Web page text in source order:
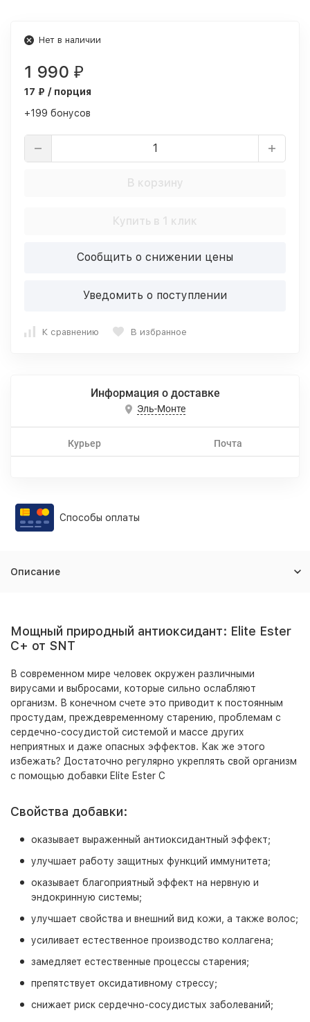
Нет в наличии
1 990 ₽
17 ₽ / порция
+199 бонусов
В корзину
Купить в 1 клик
Сообщить о снижении цены
Уведомить о поступлении
К сравнению В избранное
Информация о доставке
Эль-Монте
Курьер Почта
Способы оплаты
Описание
Мощный природный антиоксидант: Elite Ester
C+ от SNT
В современном мире человек окружен различными
вирусами и выбросами, которые сильно ослабляют
организм. В конечном счете это приводит к постоянным
простудам, преждевременному старению, проблемам с
сердечно-сосудистой системой и массе других
неприятных и даже опасных эффектов. Как же этого
избежать? Достаточно регулярно укреплять свой организм
с помощью добавки Elite Ester C
Свойства добавки:
оказывает выраженный антиоксидантный эффект;
улучшает работу защитных функций иммунитета;
оказывает благоприятный эффект на нервную и
эндокринную системы;
улучшает свойства и внешний вид кожи, а также волос;
усиливает естественное производство коллагена;
замедляет естественные процессы старения;
препятствует оксидативному стрессу;
снижает риск сердечно-сосудистых заболеваний;